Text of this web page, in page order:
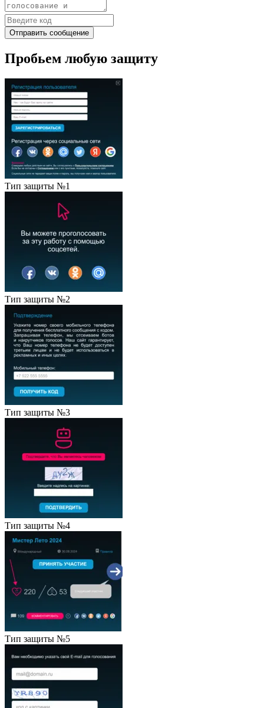
Отправить сообщение
Пробьем любую защиту
Тип защиты №1
Тип защиты №2
Тип защиты №3
Тип защиты №4
Тип защиты №5